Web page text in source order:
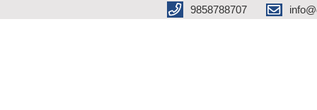
9858788707